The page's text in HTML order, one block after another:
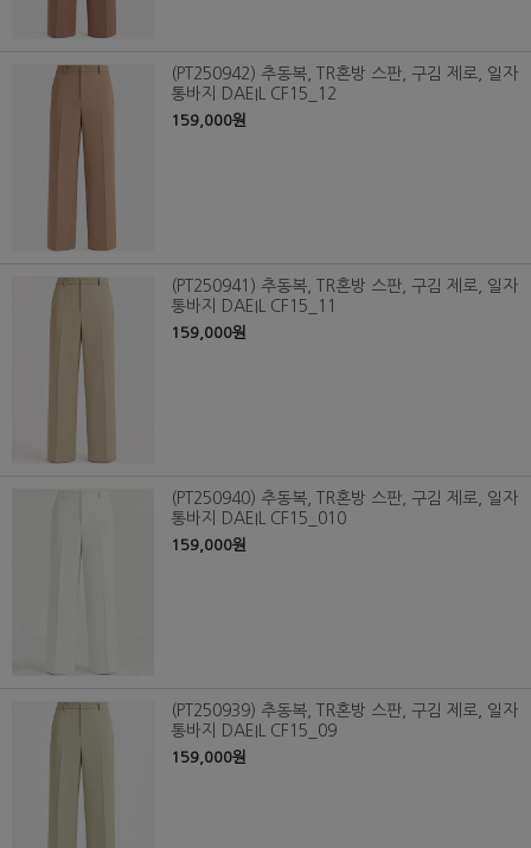
(PT250942) 추동복, TR혼방 스판, 구김 제로, 일자
통바지 DAEIL CF15_12
159,000원
(PT250941) 추동복, TR혼방 스판, 구김 제로, 일자
통바지 DAEIL CF15_11
159,000원
(PT250940) 추동복, TR혼방 스판, 구김 제로, 일자
통바지 DAEIL CF15_010
159,000원
(PT250939) 추동복, TR혼방 스판, 구김 제로, 일자
통바지 DAEIL CF15_09
159,000원